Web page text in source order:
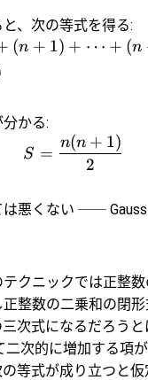
、次の等式を得る:
(n + 1) + ⋯ + (n
かる:
S =
2
n(n + 1)
は悪くない ──
クニックでは正整
整数の二乗和の閉
三次式になるだろう
二次的に増加する項が
等式が成り立つと仮